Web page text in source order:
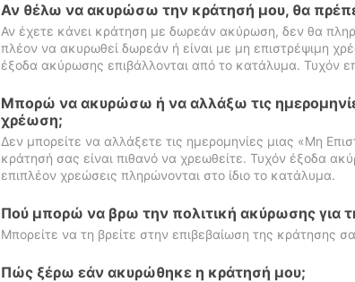
Αν θέλω να ακυρώσω την κράτησή μου, θα
Αν έχετε κάνει κράτηση με δωρεάν ακύρωση, δεν θα
πλέον να ακυρωθεί δωρεάν ή είναι με μη επιστρέψιμη
έξοδα ακύρωσης επιβάλλονται από το κατάλυμα. Τυχόν
Μπορώ να ακυρώσω ή να αλλάξω τις
χρέωση;
Δεν μπορείτε να αλλάξετε τις ημερομηνίες μιας «Μη
κράτησή σας είναι πιθανό να χρεωθείτε. Τυχόν έξοδα
επιπλέον χρεώσεις πληρώνονται στο ίδιο το κατάλυμα.
Πού μπορώ να βρω την πολιτική ακύρωσης για
Μπορείτε να τη βρείτε στην επιβεβαίωση της κράτησης
Πώς ξέρω εάν ακυρώθηκε η κράτησή μου;